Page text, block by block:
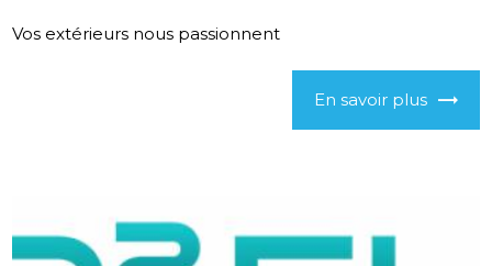
Vos extérieurs nous passionnent
En savoir plus